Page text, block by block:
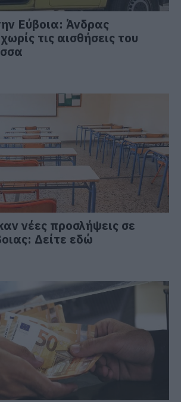
Εύβοια: Άνδρας
τις αισθήσεις του
νέες προσλήψεις σε
Δείτε εδώ